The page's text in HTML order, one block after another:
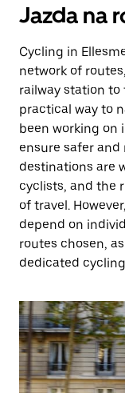
Jazda na
Cycling in
network of
railway station
practical way to
been working on
ensure safer and
destinations are
cyclists, and the
of travel.
depend on
routes chosen,
dedicated